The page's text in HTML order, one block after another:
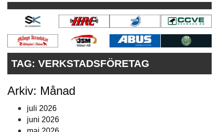
KONTAKT
VÅRA ANDRA MAGASIN
PRENUMERERA
ANNONSERA
TAG: VERKSTADSFÖRETAG
Arkiv: Månad
juli 2026
juni 2026